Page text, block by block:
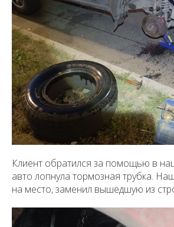
Клиент обратился за помощью в
авто лопнула тормозная трубка.
на место, заменил вышедшую из